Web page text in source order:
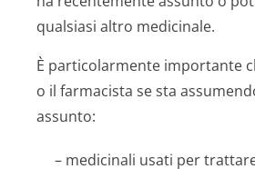
qualsiasi altro medicinale.
È particolarmente importante
o il farmacista se sta
assunto:
– medicinali usati per